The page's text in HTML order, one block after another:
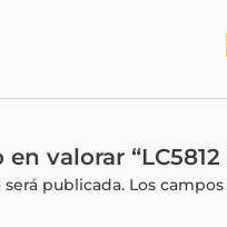
valorar “LC5812
publicada. Los